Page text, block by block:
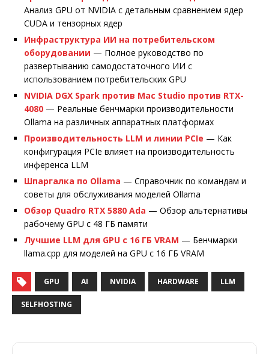
Анализ GPU от NVIDIA с детальным сравнением ядер
CUDA и тензорных ядер
Инфраструктура ИИ на потребительском
оборудовании — Полное руководство по
развертыванию самодостаточного ИИ с
использованием потребительских GPU
NVIDIA DGX Spark против Mac Studio против RTX-
4080 — Реальные бенчмарки производительности
Ollama на различных аппаратных платформах
Производительность LLM и линии PCIe — Как
конфигурация PCIe влияет на производительность
инференса LLM
Шпаргалка по Ollama — Справочник по командам и
советы для обслуживания моделей Ollama
Обзор Quadro RTX 5880 Ada — Обзор альтернативы
рабочему GPU с 48 ГБ памяти
Лучшие LLM для GPU с 16 ГБ VRAM — Бенчмарки
llama.cpp для моделей на GPU с 16 ГБ VRAM
GPU AI NVIDIA HARDWARE LLM
SELFHOSTING